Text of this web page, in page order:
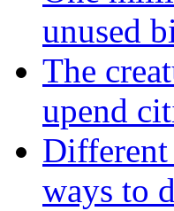
unused
The
upend
Different
ways to